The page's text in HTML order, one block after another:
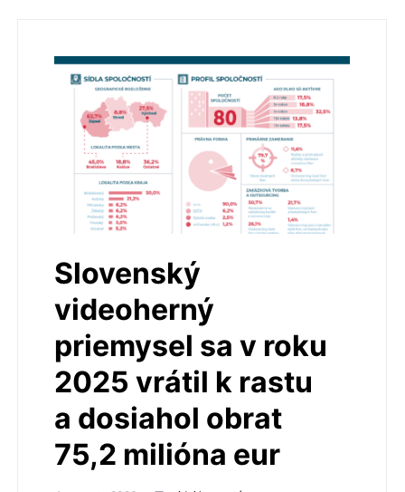
Slovenský
videoherný
priemysel sa v roku
2025 vrátil k rastu
a dosiahol obrat
75,2 milióna eur